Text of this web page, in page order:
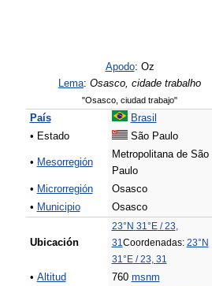
Apodo: Oz
Lema: Osasco, cidade trabalho
"Osasco, ciudad trabajo"
País
Brasil
• Estado
São Paulo
• Mesorregión
Metropolitana de São
Paulo
• Microrregión
Osasco
• Municipio Osasco
Ubicación
23°N 31°E/23,
31Coordenadas: 23°N
31°E/23, 31
• Altitud 760 msnm